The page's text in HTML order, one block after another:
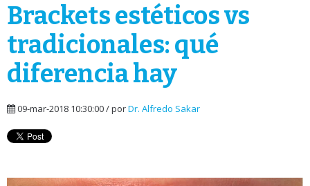
Brackets estéticos vs
tradicionales: qué
diferencia hay
09-mar-2018 10:30:00 / porDr. Alfredo Sakar